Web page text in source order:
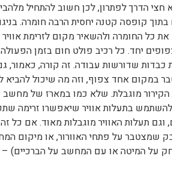
חצי הדרך לפתרון, לכן חשוב להתחיל
קופסה קטנה יחסית הרבה חומרה.
כל החומרה ולהשאיר מקום לזרימת אוויר
יחד. כל רכיב פולט חום בזמן
כבדות שדורשות עבודה. זה קורה, כאמור,
במקום אחד צפוף, וזה מה שיכול להביא
מוגבלת. שלא כמו במארז של
בתעלות אוויר שיאפשרו זרימה
וגם תעלות האוויר מוגבלות מאוד. אם
שמצטבר על פתחי האוורור, או מיקום
על המיטה או עם המחשב על הברכיים)